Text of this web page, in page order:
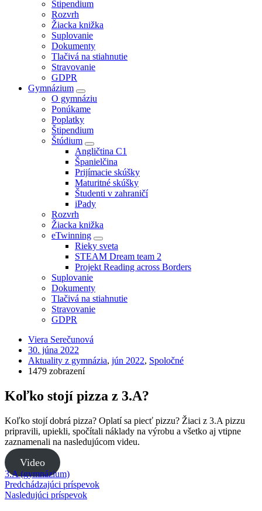
Štipendium
Rozvrh
Žiacka knižka
Suplovanie
Dokumenty
Tlačivá na stiahnutie
Stravovanie
GDPR
Gymnázium
O gymnáziu
Ponúkame
Poplatky
Štipendium
Štúdium
Angličtina C1
Španielčina
Prijímacie skúšky
Maturitné skúšky
Študenti v zahraničí
iPady
Rozvrh
Žiacka knižka
eTwinning
Rieky sveta
STEAM Dream team 2
Projekt Reading across Borders
Suplovanie
Dokumenty
Tlačivá na stiahnutie
Stravovanie
GDPR
Viera Serečunová
30. júna 2022
Aktuality z gymnázia, jún 2022, Spoločné
1479 zobrazení
Koľko stojí pizza z 3.A?
Koľko stojí dobrá pizza? Oplatí sa piecť pizzu? Žiaci z 3.A pizzu
pripravili, upiekli, spočítali náklady na výrobu a všetko aj vtipne
zaznamenali na nasledujúcom videu.
Video
3.A (gymnázium)
Predchádzajúci príspevok
Nasledujúci príspevok